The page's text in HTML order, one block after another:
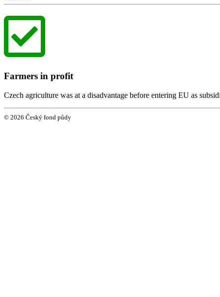
Farmers in profit
Czech agriculture was at a disadvantage before entering EU as
© 2026 Český fond půdy